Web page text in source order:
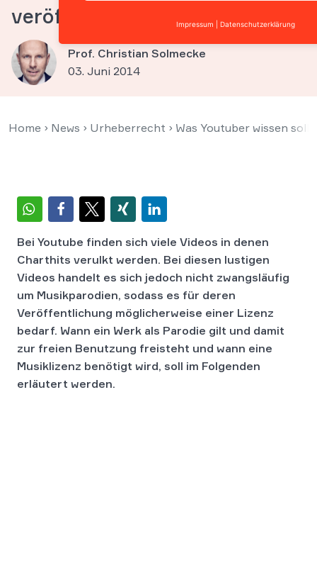
veröffentlichen
Prof. Christian Solmecke
03. Juni 2014
Home › News › Urheberrecht › Was Youtuber wissen
Bei Youtube finden sich viele Videos in denen
Charthits verulkt werden. Bei diesen lustigen
Videos handelt es sich jedoch nicht zwangsläufig
um Musikparodien, sodass es für deren
Veröffentlichung möglicherweise einer Lizenz
bedarf. Wann ein Werk als Parodie gilt und damit
zur freien Benutzung freisteht und wann eine
Musiklizenz benötigt wird, soll im Folgenden
erläutert werden.
Impressum Datenschutzerklärung